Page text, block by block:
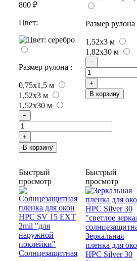
800 ₽
Цвет:
Размер рулона :
0,75х1,5 м
1,52x3 м
1,52x30 м
−
+
В корзину
Размер рулона
1,52x3 м
1,82х30 м
−
+
В корзину
Быстрый
просмотр
Солнцезащитная
Быстрый
просмотр
Зеркальная
пленка для
HPC Silver 30